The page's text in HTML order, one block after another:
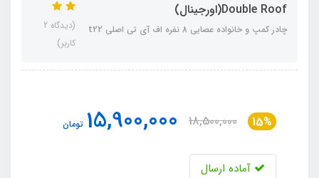
Double Roof(اورجینال)
چادر کمپ و خانواده عصایی 8 نفره اف آی تی اصلی t22
(دیدگاه 2
کاربر)
15%
18,500,000
15,900,000 تومان
آماده ارسال